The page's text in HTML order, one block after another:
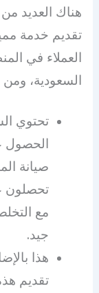
هناك العديد
تقديم خدمة
العملاء في
السعودية،
تحتوي
الحصول
صيانة
تحصلون
مع
جيد.
هذا
تقديم